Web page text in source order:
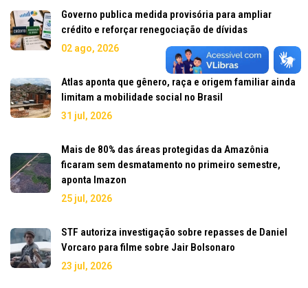
Governo publica medida provisória para ampliar
crédito e reforçar renegociação de dívidas
02 ago, 2026
Atlas aponta que gênero, raça e origem familiar ainda
limitam a mobilidade social no Brasil
31 jul, 2026
Mais de 80% das áreas protegidas da Amazônia
ficaram sem desmatamento no primeiro semestre,
aponta Imazon
25 jul, 2026
STF autoriza investigação sobre repasses de Daniel
Vorcaro para filme sobre Jair Bolsonaro
23 jul, 2026